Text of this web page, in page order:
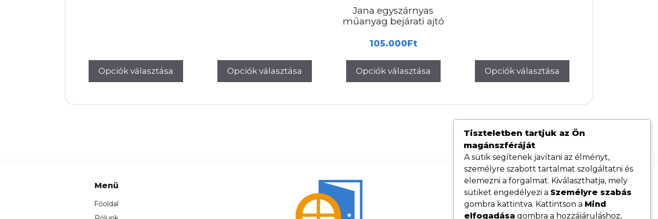
Opciók választása
26.000Ft.
Opciók választása
Jana egyszárnyas
műanyag bejárati ajtó
105.000Ft
Opciók választása Opciók választása
Menü
Főoldal
Hasznos linkek
Adatvédelmi tájékoztató
Tiszteletben tartjuk az Ön
magánszféráját
A sütik segítenek javítani az élményt,
személyre szabott tartalmat szolgáltatni és
elemezni a forgalmat. Kiválaszthatja, mely
sütiket engedélyezi a Személyre szabás
gombra kattintva. Kattintson a Mind
elfogadása gombra a hozzájáruláshoz,